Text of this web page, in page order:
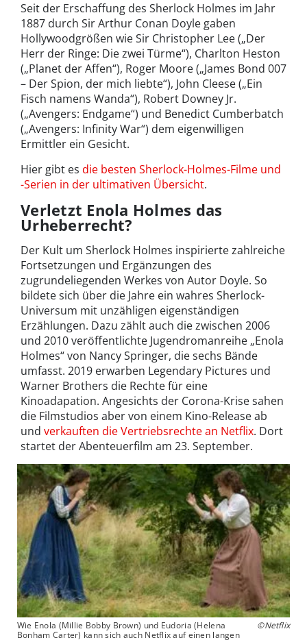
Seit der Erschaffung des Sherlock Holmes im Jahr
1887 durch Sir Arthur Conan Doyle gaben
Hollywoodgrößen wie Sir Christopher Lee („Der
Herr der Ringe: Die zwei Türme“), Charlton Heston
(„Planet der Affen“), Roger Moore („James Bond 007
– Der Spion, der mich liebte“), John Cleese („Ein
Fisch namens Wanda“), Robert Downey Jr.
(„Avengers: Endgame“) und Benedict Cumberbatch
(„Avengers: Infinity War“) dem eigenwilligen
Ermittler ein Gesicht.
Hier gibt es die besten Sherlock-Holmes-Filme und
-Serien in der ultimativen Übersicht.
Verletzt Enola Holmes das
Urheberrecht?
Der Kult um Sherlock Holmes inspirierte zahlreiche
Fortsetzungen und Ergänzungen des
zugrundeliegenden Werkes von Autor Doyle. So
bildete sich über die Jahre ein wahres Sherlock-
Universum mit unzähligen eigenständigen
Erzählungen. Dazu zählt auch die zwischen 2006
und 2010 veröffentlichte Jugendromanreihe „Enola
Holmes“ von Nancy Springer, die sechs Bände
umfasst. 2019 erwarben Legendary Pictures und
Warner Brothers die Rechte für eine
Kinoadapation. Angesichts der Corona-Krise sahen
die Filmstudios aber von einem Kino-Release ab
und verkauften die Vertriebsrechte an Netflix. Dort
startet der Abenteuerfilm am 23. September.
Wie Enola (Millie Bobby Brown) und Eudoria (Helena
Bonham Carter) kann sich auch Netflix auf einen langen
©Netflix